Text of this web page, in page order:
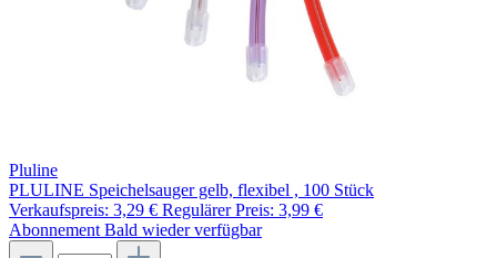
Pluline
PLULINE Speichelsauger gelb, flexibel , 100 Stück
Verkaufspreis: 3,29 € Regulärer Preis: 3,99 €
Abonnement Bald wieder verfügbar